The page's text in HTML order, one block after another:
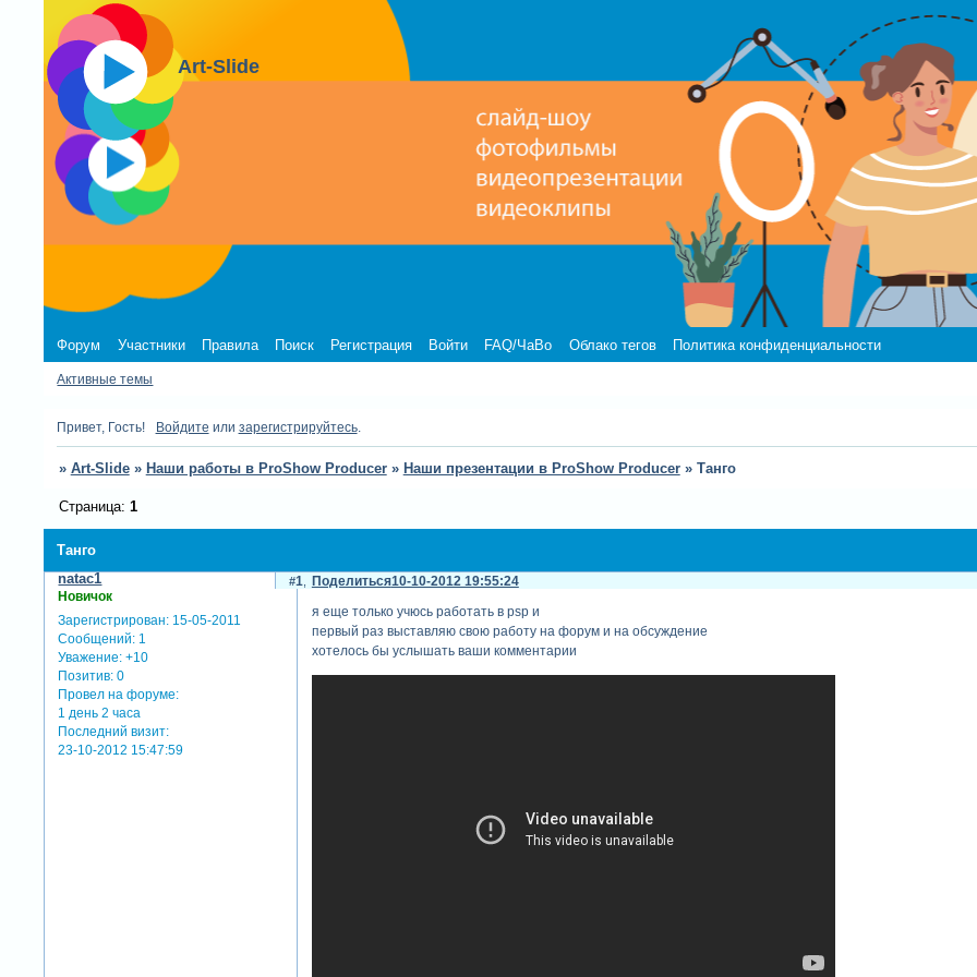
Art-Slide
Форум Участники Правила Поиск Регистрация Войти FAQ/ЧаВо Облако тегов Политика конфиденциальности
Активные темы
Привет, Гость! Войдите или зарегистрируйтесь.
» Art-Slide » Наши работы в ProShow Producer » Наши презентации в ProShow Producer » Танго
Танго
Страница: 1
Поделиться
1 10-10-2012 19:55:24
natac1
Новичок
Зарегистрирован: 15-05-2011
Сообщений: 1
Уважение: +10
Позитив: 0
Провел на форуме:
1 день 2 часа
Последний визит:
23-10-2012 15:47:59
я еще только учюсь работать в psp и
первый раз выставляю свою работу на форум и на обсуждение
хотелось бы услышать ваши комментарии